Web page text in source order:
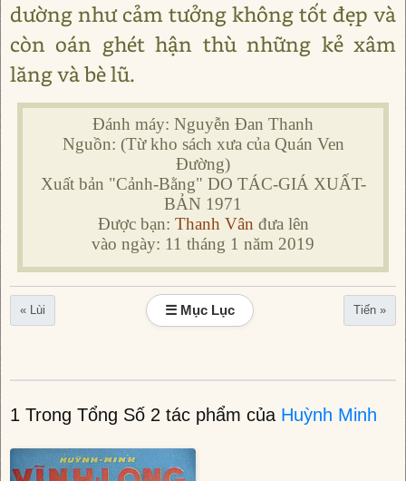
dường như cảm tưởng không tốt đẹp và
còn oán ghét hận thù những kẻ xâm
lăng và bè lũ.
Đánh máy: Nguyễn Đan Thanh
Nguồn: (Từ kho sách xưa của Quán Ven
Đường)
Xuất bản "Cảnh-Bằng" DO TÁC-GIÁ XUẤT-
BẢN 1971
Được bạn: Thanh Vân đưa lên
vào ngày: 11 tháng 1 năm 2019
« Lùi ☰ Mục Lục Tiến »
1 Trong Tổng Số 2 tác phẩm của Huỳnh Minh